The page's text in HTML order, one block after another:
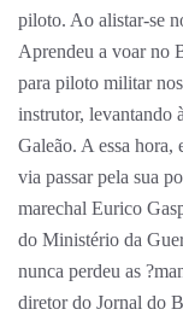
piloto. Ao alistar-se
Aprendeu a voar no
para piloto militar
instrutor, levantando
Galeão. A essa hora,
via passar pela sua
marechal Eurico
do Ministério da
nunca perdeu as
diretor do Jornal do